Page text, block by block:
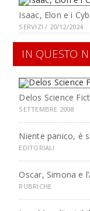
Isaac, Elon e i
SERVIZI / 20/12/2024
IN QUESTO
Delos Science
SETTEMBRE 2008
Niente panico, è
EDITORIALI
Oscar, Simona e
RUBRICHE